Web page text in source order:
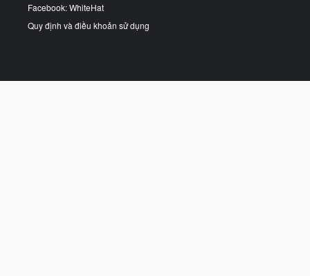
Facebook: WhiteHat
Quy định và điều khoản sử dụng